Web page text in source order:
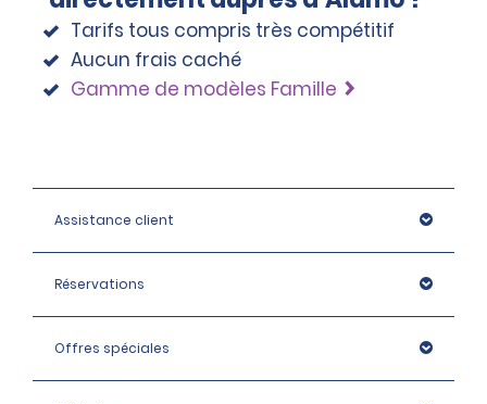
Tarifs tous compris très compétitif
Aucun frais caché
Gamme de modèles Famille
Assistance client
Réservations
Offres spéciales